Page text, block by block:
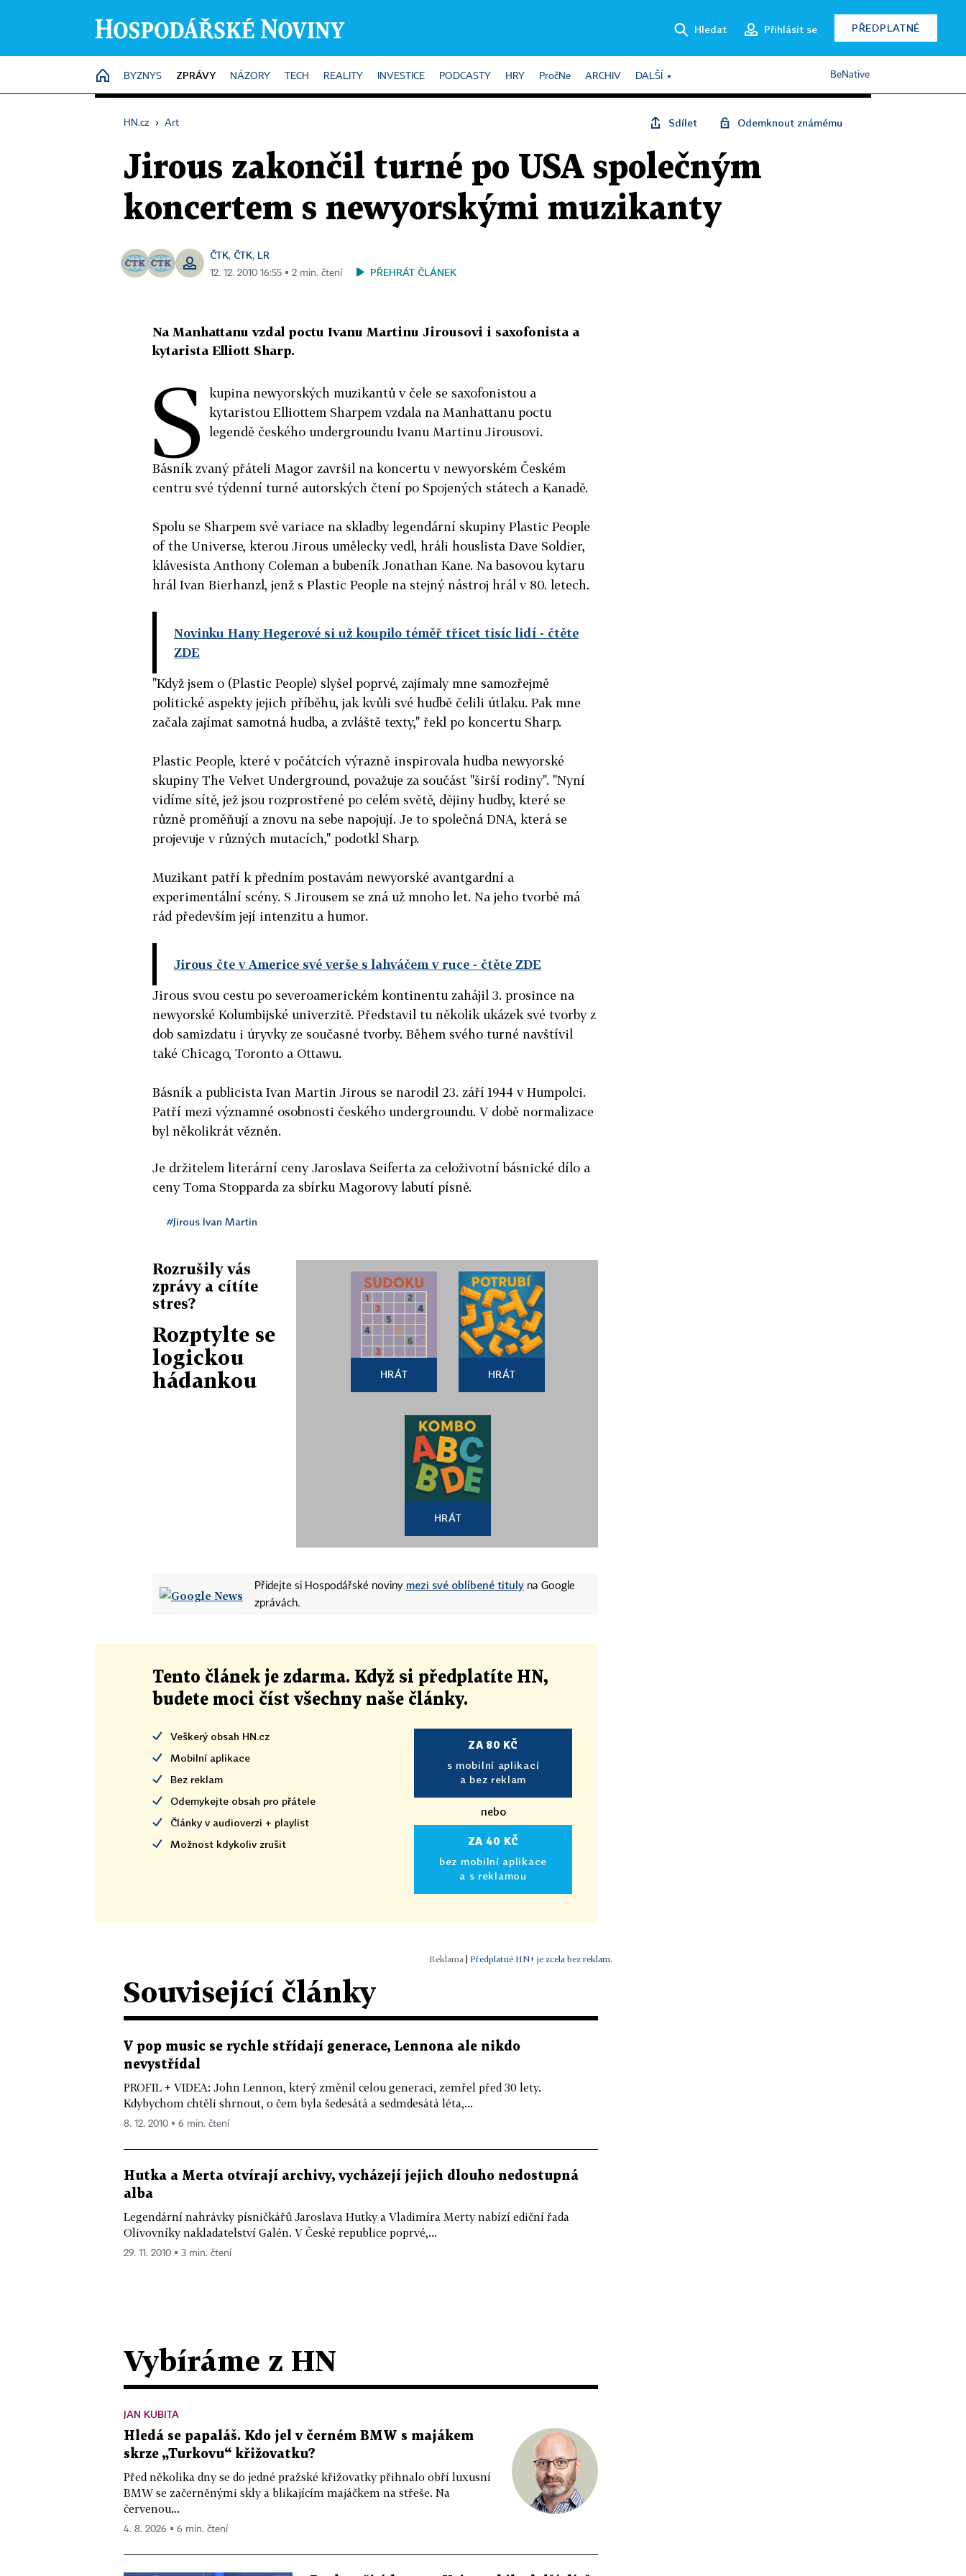
Hledat Přihlásit se PŘEDPLATNÉ
HOME
BYZNYS ZPRÁVY NÁZORY TECH REALITY INVESTICE PODCASTY HRY PročNe ARCHIV DALŠÍ BeNative
HN.cz › Art Sdílet Odemknout známému
Jirous zakončil turné po USA společným
koncertem s newyorskými muzikanty
ČTK, ČTK, LR
12. 12. 2010 16:55 ▪ 2 min. čtení PŘEHRÁT ČLÁNEK
Na Manhattanu vzdal poctu Ivanu Martinu Jirousovi i saxofonista a
kytarista Elliott Sharp.
S
kupina newyorských muzikantů v čele se saxofonistou a
kytaristou Elliottem Sharpem vzdala na Manhattanu poctu
legendě českého undergroundu Ivanu Martinu Jirousovi.
Básník zvaný přáteli Magor završil na koncertu v newyorském Českém
centru své týdenní turné autorských čtení po Spojených státech a Kanadě.
Spolu se Sharpem své variace na skladby legendární skupiny Plastic People
of the Universe, kterou Jirous umělecky vedl, hráli houslista Dave Soldier,
klávesista Anthony Coleman a bubeník Jonathan Kane. Na basovou kytaru
hrál Ivan Bierhanzl, jenž s Plastic People na stejný nástroj hrál v 80. letech.
Novinku Hany Hegerové si už koupilo téměř třicet tisíc lidí - čtěte
ZDE
"Když jsem o (Plastic People) slyšel poprvé, zajímaly mne samozřejmě
politické aspekty jejich příběhu, jak kvůli své hudbě čelili útlaku. Pak mne
začala zajímat samotná hudba, a zvláště texty," řekl po koncertu Sharp.
Plastic People, které v počátcích výrazně inspirovala hudba newyorské
skupiny The Velvet Underground, považuje za součást "širší rodiny". "Nyní
vidíme sítě, jež jsou rozprostřené po celém světě, dějiny hudby, které se
různě proměňují a znovu na sebe napojují. Je to společná DNA, která se
projevuje v různých mutacích," podotkl Sharp.
Muzikant patří k předním postavám newyorské avantgardní a
experimentální scény. S Jirousem se zná už mnoho let. Na jeho tvorbě má
rád především její intenzitu a humor.
Jirous čte v Americe své verše s lahváčem v ruce - čtěte ZDE
Jirous svou cestu po severoamerickém kontinentu zahájil 3. prosince na
newyorské Kolumbijské univerzitě. Představil tu několik ukázek své tvorby z
dob samizdatu i úryvky ze současné tvorby. Během svého turné navštívil
také Chicago, Toronto a Ottawu.
Básník a publicista Ivan Martin Jirous se narodil 23. září 1944 v Humpolci.
Patří mezi významné osobnosti českého undergroundu. V době normalizace
byl několikrát vězněn.
Je držitelem literární ceny Jaroslava Seiferta za celoživotní básnické dílo a
ceny Toma Stopparda za sbírku Magorovy labutí písně.
#Jirous Ivan Martin
Rozrušily vás
zprávy a cítíte
stres?
Rozptylte se
logickou
hádankou
HRÁT HRÁT
HRÁT
Přidejte si Hospodářské noviny mezi své oblíbené tituly na Google
zprávách.
Tento článek je zdarma. Když si předplatíte HN,
budete moci číst všechny naše články.
Veškerý obsah HN.cz
Mobilní aplikace
Bez reklam
Odemykejte obsah pro přátele
Články v audioverzi + playlist
Možnost kdykoliv zrušit
ZA 80 KČ
s mobilní aplikací
a bez reklam
nebo
ZA 40 KČ
bez mobilní aplikace
a s reklamou
Předplatné HN+ je zcela bez reklam.
Související články
V pop music se rychle střídají generace, Lennona ale nikdo
nevystřídal
PROFIL + VIDEA: John Lennon, který změnil celou generaci, zemřel před 30 lety.
Kdybychom chtěli shrnout, o čem byla šedesátá a sedmdesátá léta,...
8. 12. 2010 ▪ 6 min. čtení
Hutka a Merta otvírají archivy, vycházejí jejich dlouho nedostupná
alba
Legendární nahrávky písničkářů Jaroslava Hutky a Vladimíra Merty nabízí ediční řada
Olivovníky nakladatelství Galén. V České republice poprvé,...
29. 11. 2010 ▪ 3 min. čtení
Vybíráme z HN
JAN KUBITA
Hledá se papaláš. Kdo jel v černém BMW s majákem
skrze „Turkovu“ křižovatku?
Před několika dny se do jedné pražské křižovatky přihnalo obří luxusní
BMW se začerněnými skly a blikajícím majáčkem na střeše. Na
červenou...
4. 8. 2026 ▪ 6 min. čtení